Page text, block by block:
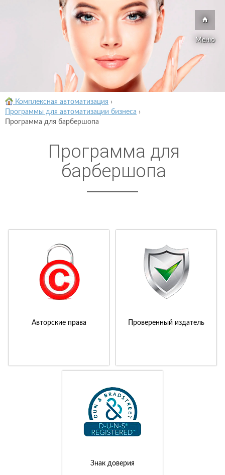
Меню
Комплексная автоматизация ›
Программы для автоматизации бизнеса ›
Программа для барбершопа
Программа для
барбершопа
Авторские права Проверенный издатель
Знак доверия